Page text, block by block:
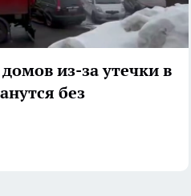
из-за утечки в
без